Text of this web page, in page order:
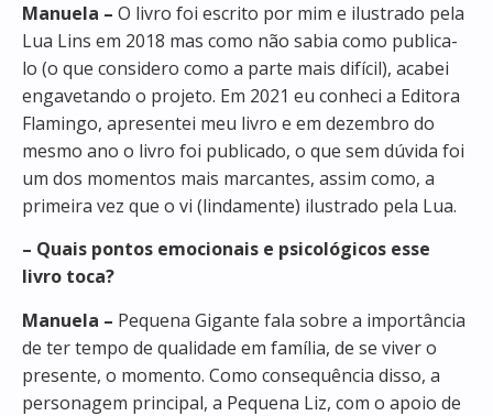
Manuela – O livro foi escrito por mim e ilustrado pela
Lua Lins em 2018 mas como não sabia como publica-
lo (o que considero como a parte mais difícil), acabei
engavetando o projeto. Em 2021 eu conheci a Editora
Flamingo, apresentei meu livro e em dezembro do
mesmo ano o livro foi publicado, o que sem dúvida foi
um dos momentos mais marcantes, assim como, a
primeira vez que o vi (lindamente) ilustrado pela Lua.
– Quais pontos emocionais e psicológicos esse
livro toca?
Manuela – Pequena Gigante fala sobre a importância
de ter tempo de qualidade em família, de se viver o
presente, o momento. Como consequência disso, a
personagem principal, a Pequena Liz, com o apoio de